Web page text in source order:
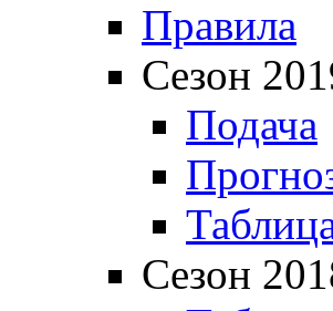
Правила
Сезон
Подача
Сезон